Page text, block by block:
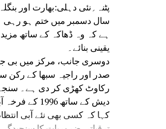
سال دسمبر میں ختم ہو رہی
ہے کہ وہ ڈھاکہ کے ساتھ
یقینی بنائے۔
دوسری جانب، مرکز میں بی
صدر اور راجیہ سبھا کے رکن
رکاوٹ کھڑی کر دی ہے۔ سنجے
دیش کے
کہا کہ کسی بھی نئے آبی